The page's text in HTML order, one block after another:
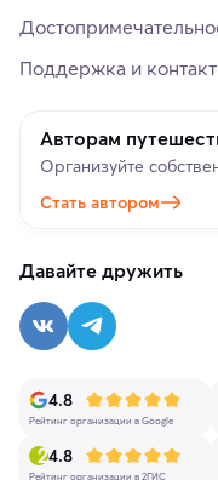
Поддержка и
Авторам
Организуйте
Стать автором
Давайте дружить
4.8
Рейтинг организации в Google
4.8
Рейтинг организации в 2ГИС